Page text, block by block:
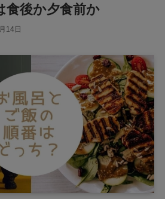
食後か夕食前か
14日